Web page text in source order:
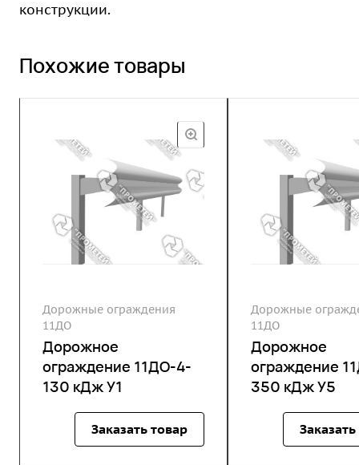
конструкции.
Похожие товары
Дорожные ограждения
11ДО
Дорожное
ограждение 11ДО-4-
130 кДж У1
Заказать товар
Дорожные
11ДО
Дорожное
ограждение
350 кДж У5